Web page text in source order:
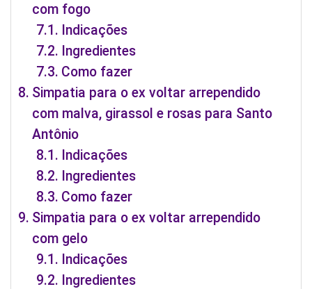
com fogo
Indicações
Ingredientes
Como fazer
Simpatia para o ex voltar arrependido
com malva, girassol e rosas para Santo
Antônio
Indicações
Ingredientes
Como fazer
Simpatia para o ex voltar arrependido
com gelo
Indicações
Ingredientes